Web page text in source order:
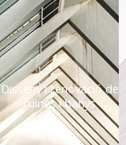
Disseny i renovació de
cuines i banys
0